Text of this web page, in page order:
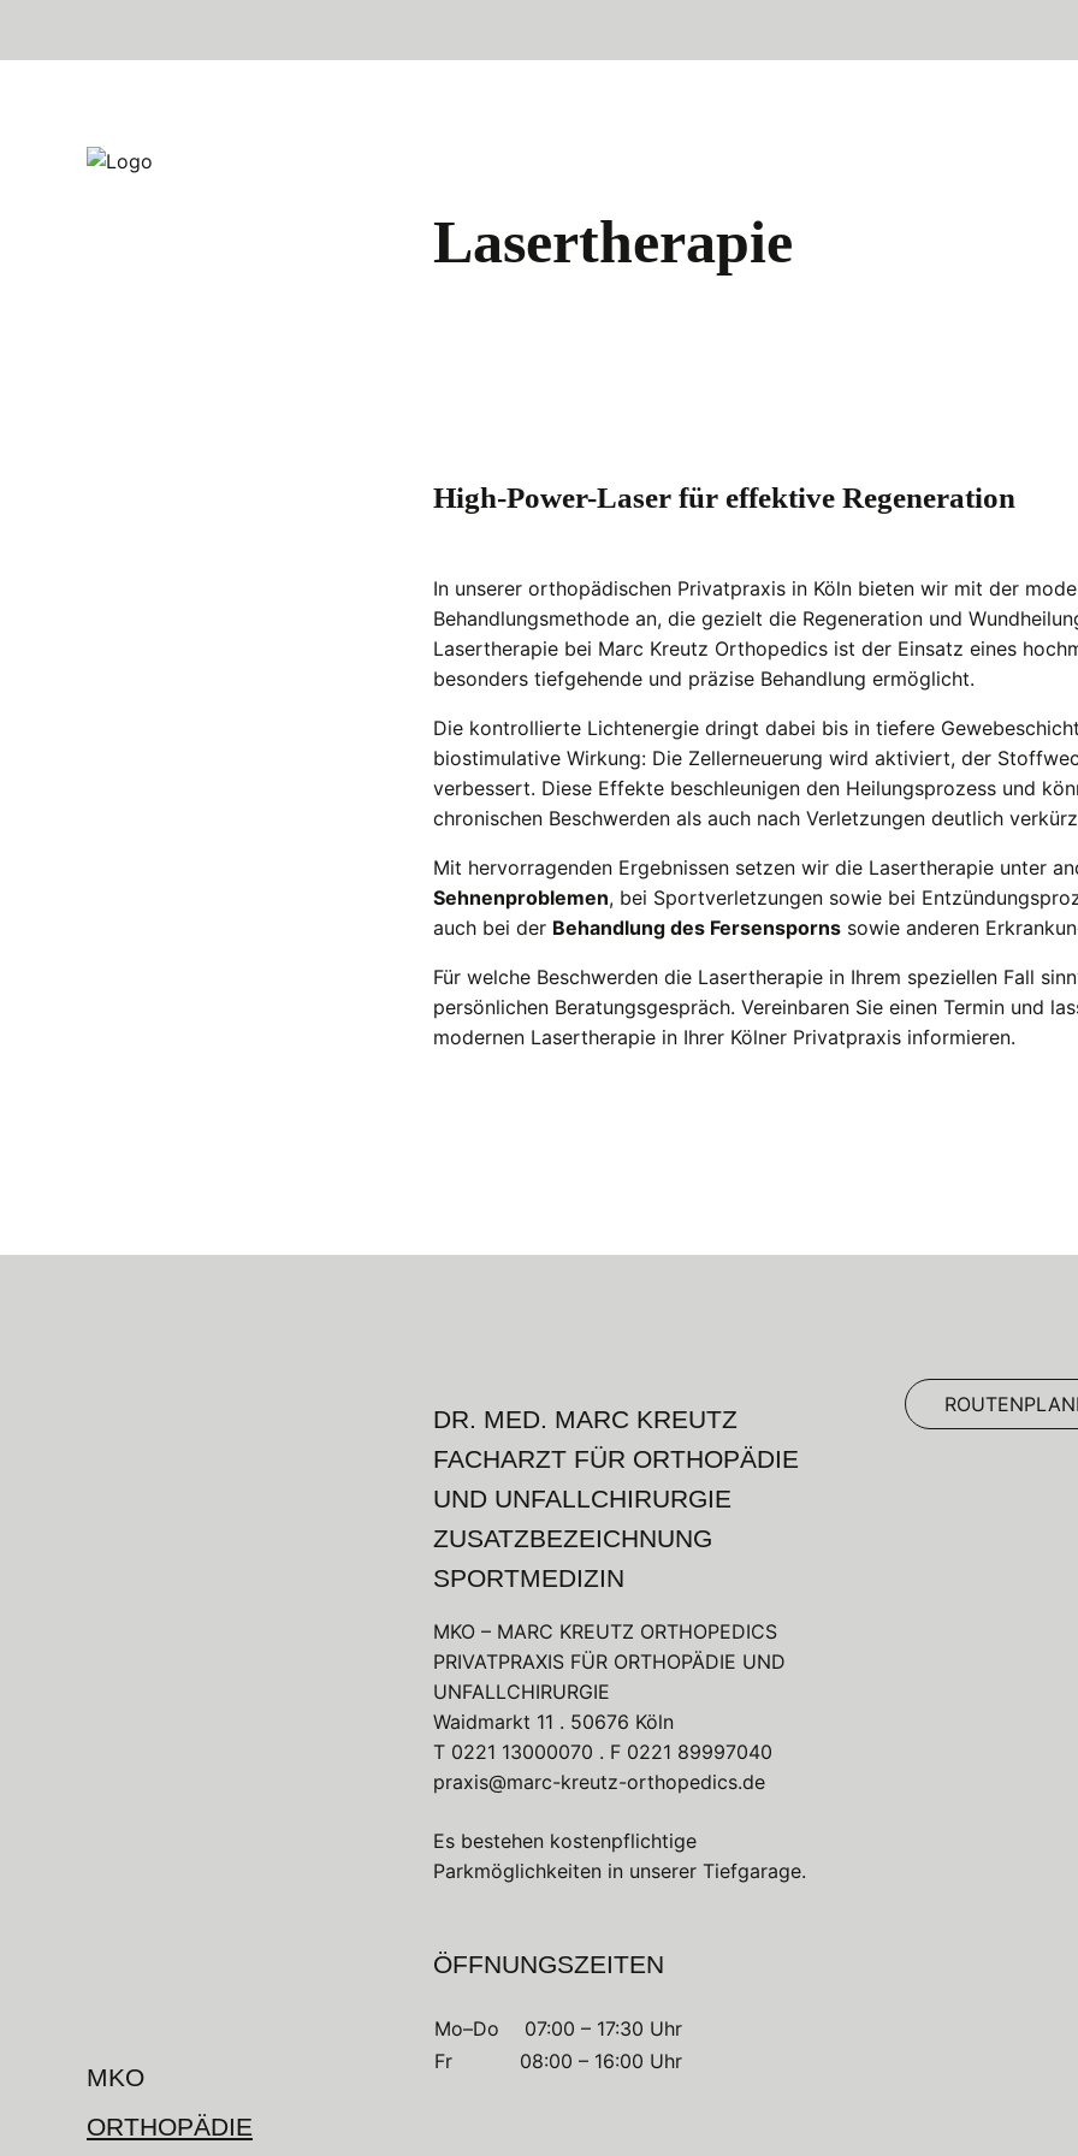
MKO
ORTHOPÄDIE
Lasertherapie
High-Power-Laser für effektive Regeneration
In unserer orthopädischen Privatpraxis in Köln bieten wir mit der
Behandlungsmethode an, die gezielt die Regeneration und
Lasertherapie bei Marc Kreutz Orthopedics ist der Einsatz eines
besonders tiefgehende und präzise Behandlung ermöglicht.
Die kontrollierte Lichtenergie dringt dabei bis in tiefere
biostimulative Wirkung: Die Zellerneuerung wird aktiviert, der
verbessert. Diese Effekte beschleunigen den Heilungsprozess und
chronischen Beschwerden als auch nach Verletzungen deutlich
Mit hervorragenden Ergebnissen setzen wir die Lasertherapie unter
Sehnenproblemen, bei Sportverletzungen sowie bei
auch bei der Behandlung des Fersensporns sowie anderen
Für welche Beschwerden die Lasertherapie in Ihrem speziellen Fall
persönlichen Beratungsgespräch. Vereinbaren Sie einen Termin und
modernen Lasertherapie in Ihrer Kölner Privatpraxis informieren.
DR. MED. MARC KREUTZ
FACHARZT FÜR ORTHOPÄDIE
UND UNFALLCHIRURGIE
ZUSATZBEZEICHNUNG
SPORTMEDIZIN
MKO – MARC KREUTZ ORTHOPEDICS
PRIVATPRAXIS FÜR ORTHOPÄDIE UND
UNFALLCHIRURGIE
Waidmarkt 11 . 50676 Köln
T 0221 13000070 . F 0221 89997040
praxis@marc-kreutz-orthopedics.de
Es bestehen kostenpflichtige
Parkmöglichkeiten in unserer Tiefgarage.
ÖFFNUNGSZEITEN
Mo–Do
07:00 – 17:30 Uhr
Fr
08:00 – 16:00 Uhr